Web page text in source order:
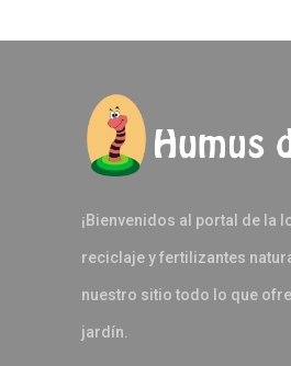
¡Bienvenidos al portal de la
reciclaje y fertilizantes
nuestro sitio todo lo que
jardín.